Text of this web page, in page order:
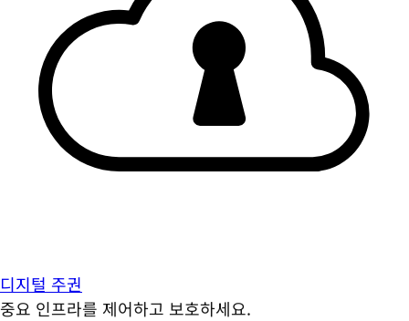
디지털 주권
중요 인프라를 제어하고 보호하세요.